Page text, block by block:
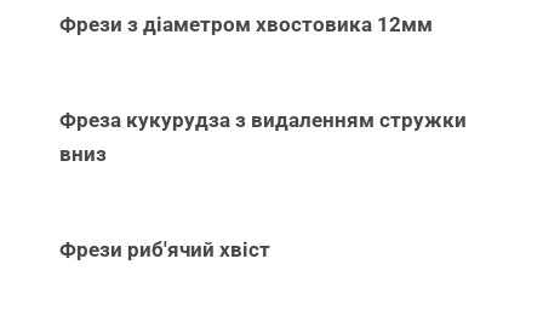
Фрези з діаметром хвостовика 12мм
Фреза кукурудза з видаленням стружки
вниз
Фрези риб'ячий хвіст